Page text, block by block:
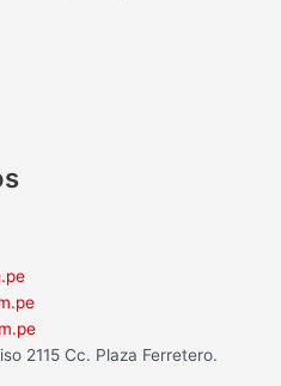
2115 Cc. Plaza Ferretero.